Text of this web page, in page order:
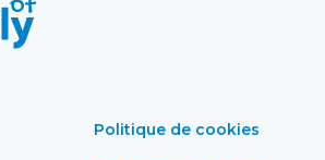
Politique de cookies